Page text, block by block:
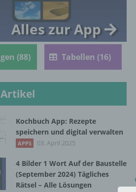
Alles zur App
(88) Tabellen (16)
Kochbuch App: Rezepte
speichern und digital verwalten
APPS 03. April 2025
4 Bilder 1 Wort Auf der Baustelle
(September 2024) Tägliches
Rätsel – Alle Lösungen